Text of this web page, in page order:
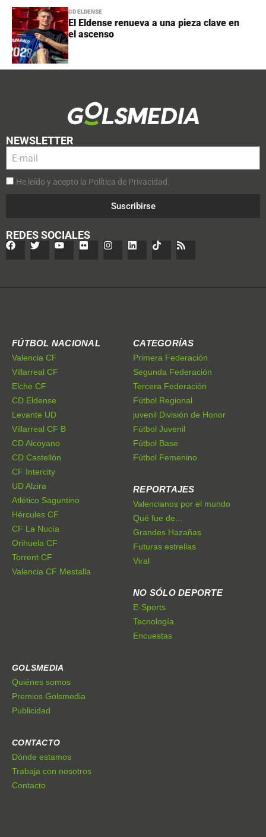
CD ELDENSE
El Eldense renueva a una pieza clave en
el ascenso
NEWSLETTER
He leído y acepto la Política de Privacidad.
Suscribirse
REDES SOCIALES
FÚTBOL NACIONAL
Valencia CF
Villarreal CF
Elche CF
CD Eldense
Levante UD
Villarreal CF B
CD Alcoyano
CD Castellón
CF Intercity
UD Alzira
Atlético Saguntino
Hércules CF
CF La Nucía
Orihuela CF
Torrent CF
Valencia CF Mestalla
CATEGORÍAS
Primera Federación
Segunda Federación
Tercera Federación
Fútbol Regional
juvenil División de Honor
Fútbol Juvenil
Fútbol Base
Fútbol Femenino
REPORTAJES
Valencianos por el mundo
Qué fue de...
Grandes Hazañas
Futuras estrellas
Viral
NO SÓLO DEPORTE
E-Sports
Tecnología
Encuestas
GOLSMEDIA
Quiénes somos
Premios Golsmedia
Publicidad
CONTACTO
Dónde estamos
Trabaja con nosotros
Contacto